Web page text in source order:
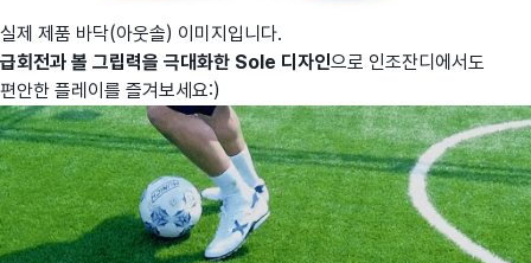
실제 제품 바닥(아웃솔) 이미지입니다.
급회전과 볼 그립력을 극대화한 Sole 디자인으로 인조잔디에서도
편안한 플레이를 즐겨보세요:)